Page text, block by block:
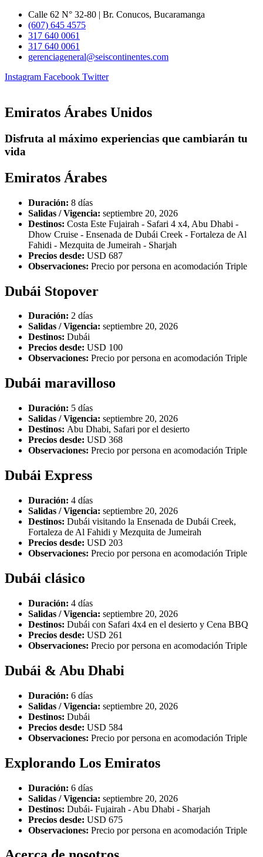
contenido
Calle 62 N° 32-80 | Br. Conucos, Bucaramanga
(607) 645 4575
317 640 0061
317 640 0061
gerenciageneral@seiscontinentes.com
Instagram Facebook Twitter
Emiratos Árabes Unidos
Disfruta al máximo experiencias que cambiarán tu
vida
Emiratos Árabes
Duración: 8 días
Salidas / Vigencia: septiembre 20, 2026
Destinos: Costa Este Fujairah - Safari 4 x4, Abu Dhabi -
Dhow Cruise - Ensenada de Dubái Creek - Fortaleza de Al
Fahidi - Mezquita de Jumeirah - Sharjah
Precios desde: USD 687
Observaciones: Precio por persona en acomodación Triple
Dubái Stopover
Duración: 2 días
Salidas / Vigencia: septiembre 20, 2026
Destinos: Dubái
Precios desde: USD 100
Observaciones: Precio por persona en acomodación Triple
Dubái maravilloso
Duración: 5 días
Salidas / Vigencia: septiembre 20, 2026
Destinos: Abu Dhabi, Safari por el desierto
Precios desde: USD 368
Observaciones: Precio por persona en acomodación Triple
Dubái Express
Duración: 4 días
Salidas / Vigencia: septiembre 20, 2026
Destinos: Dubái visitando la Ensenada de Dubái Creek,
Fortaleza de Al Fahidi y Mezquita de Jumeirah
Precios desde: USD 203
Observaciones: Precio por persona en acomodación Triple
Dubái clásico
Duración: 4 días
Salidas / Vigencia: septiembre 20, 2026
Destinos: Dubái con Safari 4x4 en el desierto y Cena BBQ
Precios desde: USD 261
Observaciones: Precio por persona en acomodación Triple
Dubái & Abu Dhabi
Duración: 6 días
Salidas / Vigencia: septiembre 20, 2026
Destinos: Dubái
Precios desde: USD 584
Observaciones: Precio por persona en acomodación Triple
Explorando Los Emiratos
Duración: 6 días
Salidas / Vigencia: septiembre 20, 2026
Destinos: Dubái- Fujairah - Abu Dhabi - Sharjah
Precios desde: USD 675
Observaciones: Precio por persona en acomodación Triple